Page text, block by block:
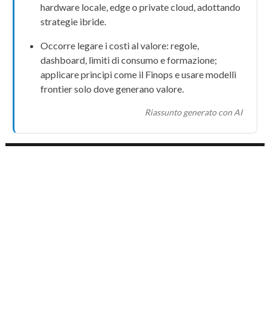
hardware locale,edgeoprivate cloud , adottando
strategie ibride.
Occorre legare i costi al valore: regole,
dashboard, limiti di consumo e formazione;
applicare principi come il Finops e usaremodelli
frontiersolo dove generano valore.
Riassunto generato con AI